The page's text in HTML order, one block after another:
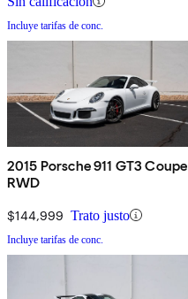
Incluye tarifas de conc.
2015 Porsche 911 GT3 Coupe
RWD
$144,999 Trato justo
Incluye tarifas de conc.